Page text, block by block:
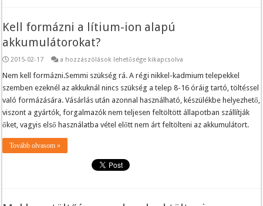
Kell formázni a lítium-ion alapú
akkumulátorokat?
2015-02-17
Kell
a
ion
alapú
akkumulátorokat?
bejegyzéshez
a hozzászólások lehetősége kikapcsolva
Nem kell formázni.Semmi szükség rá. A régi nikkel-kadmium telepekkel
szemben ezeknél az akkuknál nincs szükség a telep 8-16 óráig tartó, töltéssel
való formázására. Vásárlás után azonnal használható, készülékbe helyezhető,
viszont a gyártók, forgalmazók nem teljesen feltöltött állapotban szállítják
őket, vagyis első használatba vétel előtt nem árt feltölteni az akkumulátort.
Tovább olvasom »